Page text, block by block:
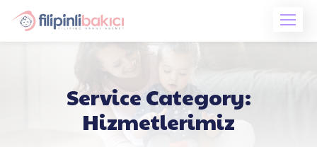
content
Service Category:
Hizmetlerimiz